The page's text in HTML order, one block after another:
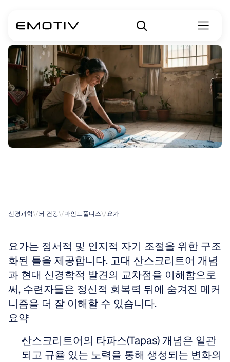
신경과학\/뇌 건강\/마인드풀니스\/요가
요가는 정서적 및 인지적 자기 조절을 위한 구조
화된 틀을 제공합니다. 고대 산스크리트어 개념
과 현대 신경학적 발견의 교차점을 이해함으로
써, 수련자들은 정신적 회복력 뒤에 숨겨진 메커
니즘을 더 잘 이해할 수 있습니다.
요약
산스크리트어의 타파스(Tapas) 개념은 일관
되고 규율 있는 노력을 통해 생성되는 변화의